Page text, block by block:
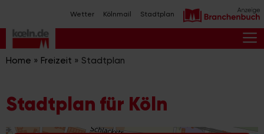
Inhalt
springen
Wetter Kölnmail Stadtplan
Home » Freizeit » Stadtplan
Stadtplan für Köln